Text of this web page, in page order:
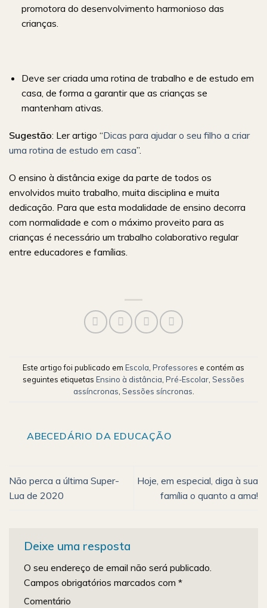
promotora do desenvolvimento harmonioso das
crianças.
Deve ser criada uma rotina de trabalho e de estudo em
casa, de forma a garantir que as crianças se
mantenham ativas.
Sugestão: Ler artigo “Dicas para ajudar o seu filho a criar
uma rotina de estudo em casa”.
O ensino à distância exige da parte de todos os
envolvidos muito trabalho, muita disciplina e muita
dedicação. Para que esta modalidade de ensino decorra
com normalidade e com o máximo proveito para as
crianças é necessário um trabalho colaborativo regular
entre educadores e famílias.
Este artigo foi publicado em Escola Professores e contém as
seguintes etiquetas Ensino à distância Pré-Escolar Sessões
assíncronas Sessões síncronas
ABECEDÁRIO DA EDUCAÇÃO
Não perca a última Super-
Lua de 2020
Hoje, em especial, diga à sua
família o quanto a ama!
Deixe uma resposta
O seu endereço de email não será publicado.
Campos obrigatórios marcados com *
Comentário